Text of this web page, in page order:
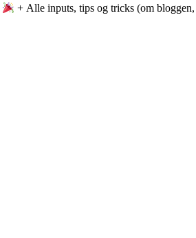
+ Alle inputs, tips og tricks (om